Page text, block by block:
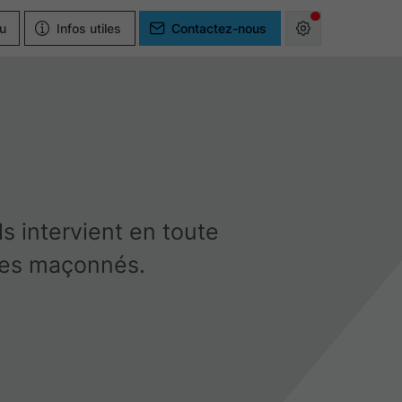
Infos utiles Contactez-nous
intervient en toute
maçonnés.